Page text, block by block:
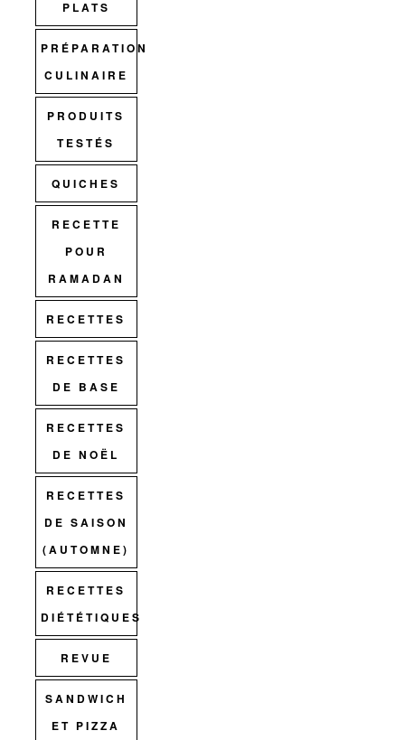
PLATS
PRÉPARATION
CULINAIRE
PRODUITS
TESTÉS
QUICHES
RECETTE
POUR
RAMADAN
RECETTES
RECETTES
DE BASE
RECETTES
DE NOËL
RECETTES
DE SAISON
(AUTOMNE)
RECETTES
DIÉTÉTIQUES
REVUE
SANDWICH
ET PIZZA